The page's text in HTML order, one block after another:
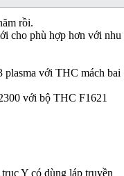
rồi.
cho phù hợp hơn với nhu
plasma với THC mách bai
với bộ THC F1621
Y có dùng láp truyền